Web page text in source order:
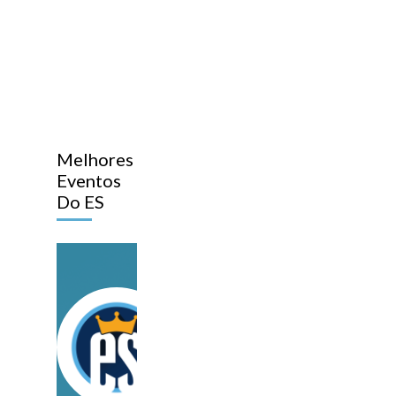
Melhores
Eventos
Do ES